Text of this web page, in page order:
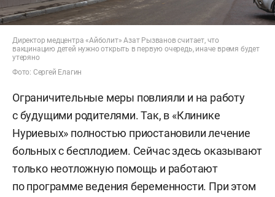
Директор медцентра «Айболит» Азат Рызванов считает, что
вакцинацию детей нужно открыть в первую очередь, иначе время будет
утеряно
Фото: Сергей Елагин
Ограничительные меры повлияли и на работу
с будущими родителями. Так, в «Клинике
Нуриевых» полностью приостановили лечение
больных с бесплодием. Сейчас здесь оказывают
только неотложную помощь и работают
по программе ведения беременности. При этом